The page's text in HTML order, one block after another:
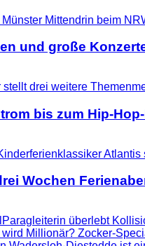
und große
bis zum Hip-
Wochen
Paragleiterin überlebt
wird Millionär? Zocker-